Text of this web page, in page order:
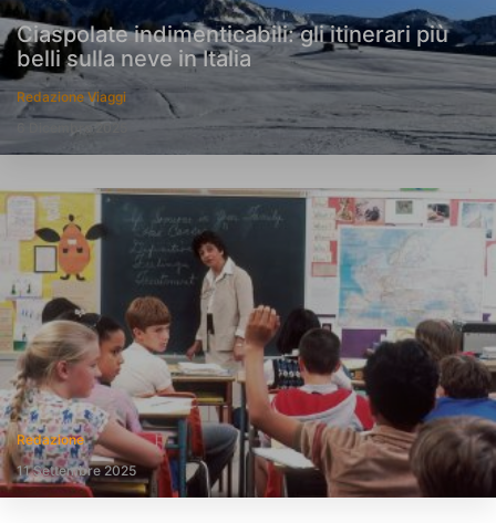
Ciaspolate indimenticabili: gli itinerari più
belli sulla neve in Italia
Redazione Viaggi
6 Dicembre 2025
Redazione
11 Settembre 2025